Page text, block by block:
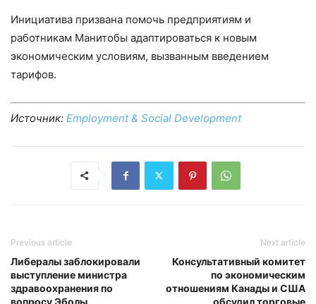
Инициатива призвана помочь предприятиям и
работникам Манитобы адаптироваться к новым
экономическим условиям, вызванным введением
тарифов.
Источник: Employment & Social Development
Previous article
Либералы заблокировали
выступление министра
здравоохранения по
вопросу Эболы
Next article
Консультативный комитет
по экономическим
отношениям Канады и США
обсудил торговые